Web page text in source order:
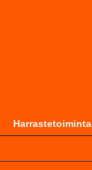
Harrastetoiminta